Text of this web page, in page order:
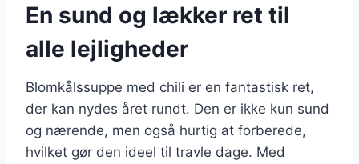
En sund og lækker ret til
alle lejligheder
Blomkålssuppe med chili er en fantastisk ret,
der kan nydes året rundt. Den er ikke kun sund
og nærende, men også hurtig at forberede,
hvilket gør den ideel til travle dage. Med